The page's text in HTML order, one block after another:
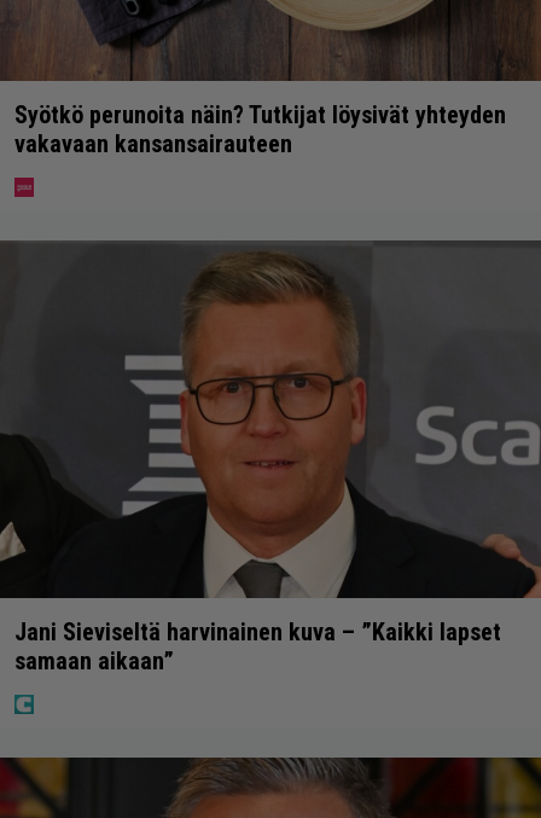
Syötkö perunoita näin? Tutkijat löysivät yhteyden
vakavaan kansansairauteen
Jani Sieviseltä harvinainen kuva – ”Kaikki lapset
samaan aikaan”